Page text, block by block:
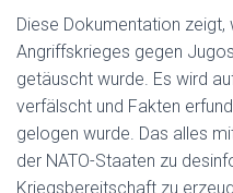
Diese Dokumentation zeigt,
Angriffskrieges gegen
getäuscht wurde. Es wird
verfälscht und Fakten
gelogen wurde. Das alles
der NATO-Staaten zu
Kriegsbereitschaft zu